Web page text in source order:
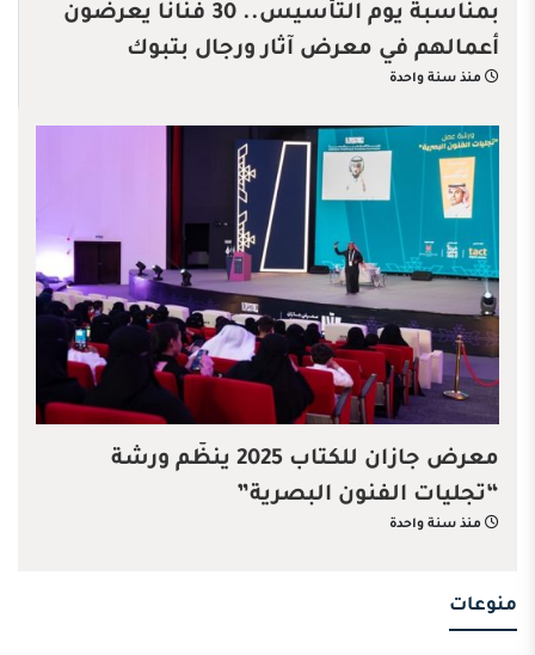
بمناسبة يوم التأسيس.. 30 فنانًا يعرضون
أعمالهم في معرض آثار ورجال بتبوك
منذ سنة واحدة
معرض جازان للكتاب 2025 ينظّم ورشة
“تجليات الفنون البصرية”
منذ سنة واحدة
منوعات